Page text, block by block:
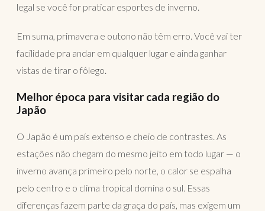
legal se você for praticar esportes de inverno.
Em suma, primavera e outono não têm erro. Você vai ter
facilidade pra andar em qualquer lugar e ainda ganhar
vistas de tirar o fôlego.
Melhor época para visitar cada região do
Japão
O Japão é um país extenso e cheio de contrastes. As
estações não chegam do mesmo jeito em todo lugar — o
inverno avança primeiro pelo norte, o calor se espalha
pelo centro e o clima tropical domina o sul. Essas
diferenças fazem parte da graça do país, mas exigem um